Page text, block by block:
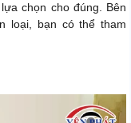
chọn cho đúng. Bên
loại, bạn có thể tham